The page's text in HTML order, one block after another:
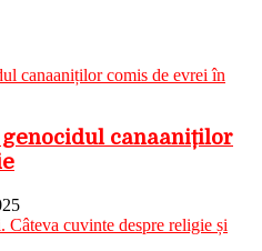
canaaniților